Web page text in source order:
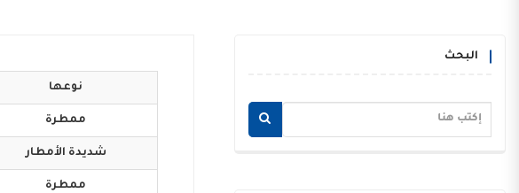
البحث
نوعها
ممطرة
شديدة الأمطار
ممطرة